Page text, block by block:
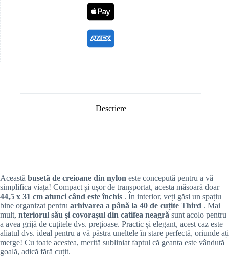
Descriere
Această busetă de creioane din nylon este concepută pentru a vă
simplifica viața! Compact și ușor de transportat, acesta măsoară doar
44,5 x 31 cm atunci când este închis . În interior, veți găsi un spațiu
bine organizat pentru arhivarea a până la 40 de cuțite Third . Mai
mult, nteriorul său și covorașul din catifea neagră sunt acolo pentru
a avea grijă de cuțitele dvs. prețioase. Practic și elegant, acest caz este
aliatul dvs. ideal pentru a vă păstra uneltele în stare perfectă, oriunde ați
merge! Cu toate acestea, merită subliniat faptul că geanta este vândută
goală, adică fără cuțit.